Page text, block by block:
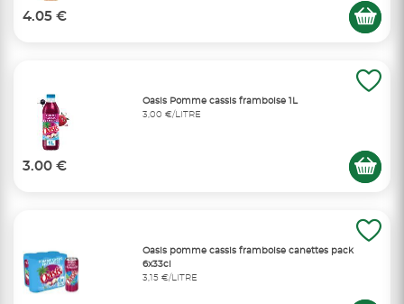
4.05 €
Oasis Pomme cassis framboise 1L
3,00 €/LITRE
3.00 €
Oasis pomme cassis framboise canettes pack
6x33cl
3,15 €/LITRE